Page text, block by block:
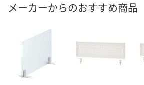
メーカーからのおすすめ商品